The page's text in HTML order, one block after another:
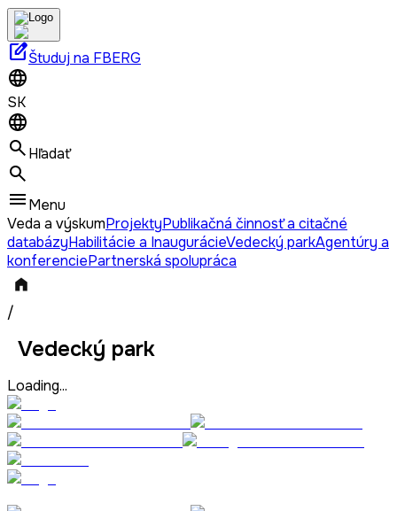
edit_squareŠtuduj na FBERG
SK
Hľadať
Menu
Veda a výskumProjektyPublikačná činnosť a citačné
databázyHabilitácie a InaugurácieVedecký parkAgentúry a
konferenciePartnerská spolupráca
/
Vedecký park
Loading...